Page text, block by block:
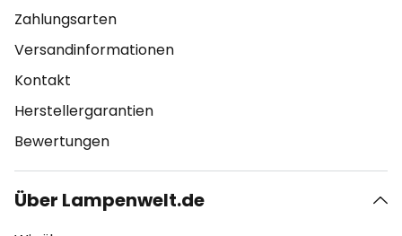
Zahlungsarten
Versandinformationen
Kontakt
Herstellergarantien
Bewertungen
Über Lampenwelt.de